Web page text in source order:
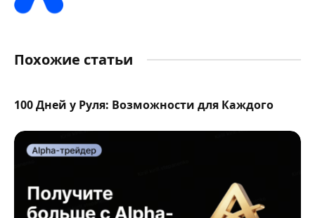
Похожие статьи
100 Дней у Руля: Возможности для Каждого